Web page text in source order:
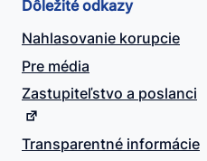
Dôležité odkazy
Nahlasovanie korupcie
Pre média
Zastupiteľstvo a poslanci
Transparentné informácie